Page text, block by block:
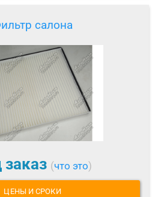
салона
(что это)
ЦЕНЫ И СРОКИ